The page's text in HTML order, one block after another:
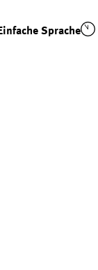
Sprache